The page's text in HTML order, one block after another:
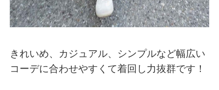
きれいめ、カジュアル、シンプルなど幅広い
コーデに合わせやすくて着回し力抜群です！